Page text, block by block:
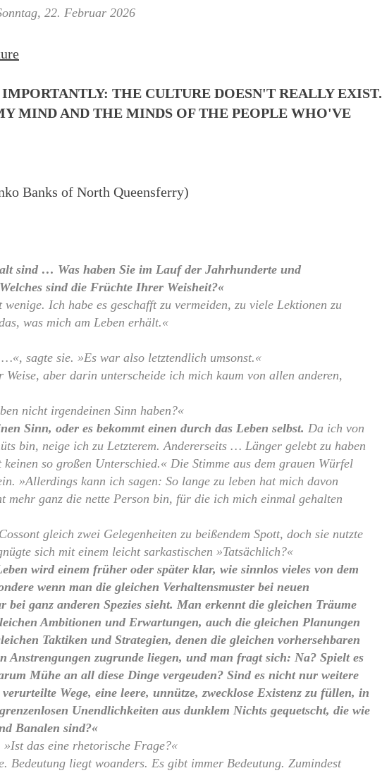
22. Februar 2026
THE CULTURE DOESN'T REALLY EXIST.
MIND AND THE MINDS OF THE PEOPLE WHO'VE
Banks of North Queensferry)
sind … Was haben Sie im Lauf der Jahrhunderte und
sind die Früchte Ihrer Weisheit?«
wenige. Ich habe es geschafft zu vermeiden, zu viele Lektionen zu
was mich am Leben erhält.«
sagte sie. »Es war also letztendlich umsonst.«
Weise, aber darin unterscheide ich mich kaum von allen anderen,
nicht irgendeinen Sinn haben?«
Sinn, oder es bekommt einen durch das Leben selbst. Da ich von
bin, neige ich zu Letzterem. Andererseits … Länger gelebt zu haben
keinen so großen Unterschied.« Die Stimme aus dem grauen Würfel
»Allerdings kann ich sagen: So lange zu leben hat mich davon
mehr ganz die nette Person bin, für die ich mich einmal gehalten
gleich zwei Gelegenheiten zu beißendem Spott, doch sie nutzte
sich mit einem leicht sarkastischen »Tatsächlich?«
wird einem früher oder später klar, wie sinnlos vieles von dem
wenn man die gleichen Verhaltensmuster bei neuen
bei ganz anderen Spezies sieht. Man erkennt die gleichen Träume
Ambitionen und Erwartungen, auch die gleichen Planungen
Taktiken und Strategien, denen die gleichen vorhersehbaren
Anstrengungen zugrunde liegen, und man fragt sich: Na? Spielt es
Mühe an all diese Dinge vergeuden? Sind es nicht nur weitere
Wege, eine leere, unnütze, zwecklose Existenz zu füllen, in
Unendlichkeiten aus dunklem Nichts gequetscht, die wie
Banalen sind?«
»Ist das eine rhetorische Frage?«
Bedeutung liegt woanders. Es gibt immer Bedeutung. Zumindest